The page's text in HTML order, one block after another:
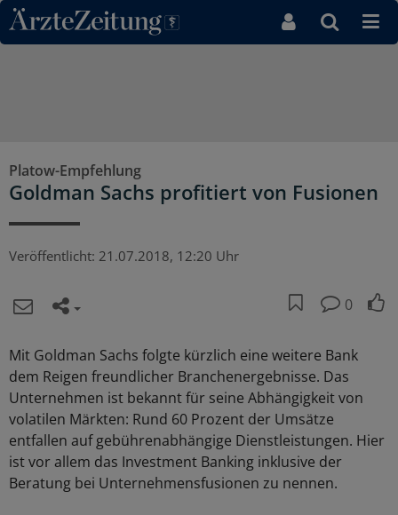
Direkt zum Inhaltsbereich
Platow-Empfehlung
Goldman Sachs profitiert von Fusionen
Veröffentlicht: 21.07.2018, 12:20 Uhr
0
Mit Goldman Sachs folgte kürzlich eine weitere Bank
dem Reigen freundlicher Branchenergebnisse. Das
Unternehmen ist bekannt für seine Abhängigkeit von
volatilen Märkten: Rund 60 Prozent der Umsätze
entfallen auf gebührenabhängige Dienstleistungen. Hier
ist vor allem das Investment Banking inklusive der
Beratung bei Unternehmensfusionen zu nennen.